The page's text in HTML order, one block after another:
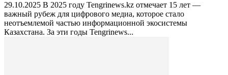
29.10.2025 В 2025 году Tengrinews.kz отмечает 15 лет —
важный рубеж для цифрового медиа, которое стало
неотъемлемой частью информационной экосистемы
Казахстана. За эти годы Tengrinews...